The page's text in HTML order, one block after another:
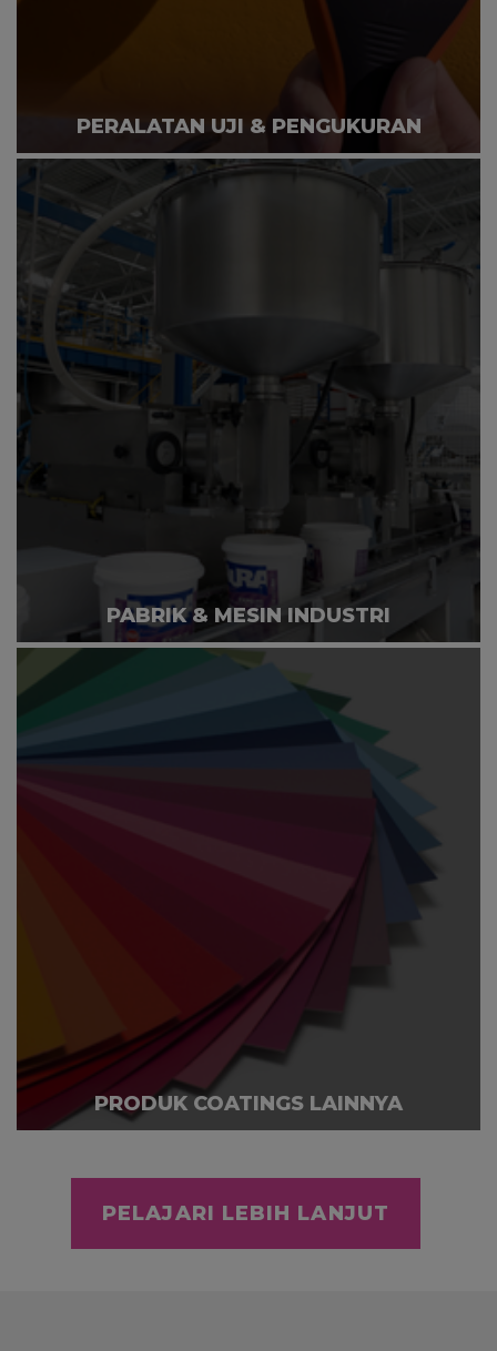
PERALATAN UJI & PENGUKURAN
PABRIK & MESIN INDUSTRI
PRODUK COATINGS LAINNYA
PELAJARI LEBIH LANJUT